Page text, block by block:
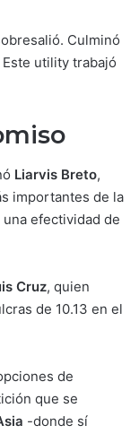
Culminó
utility trabajó
Liarvis Breto,
importantes de la
efectividad de
Cruz, quien
de 10.13 en el
de
que se
-donde sí